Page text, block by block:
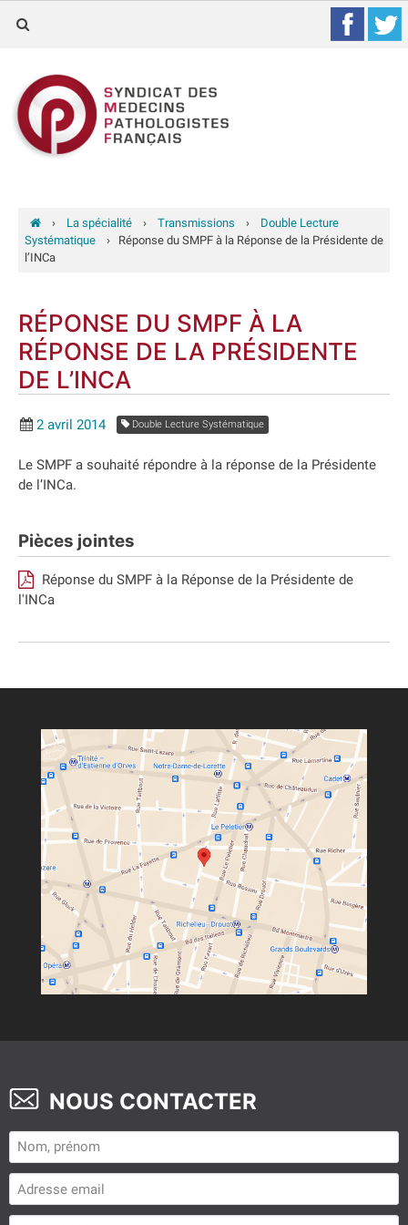
› La spécialité › Transmissions ›
Double Lecture
Systématique
›
Réponse du SMPF à la Réponse de la Présidente de
l’INCa
RÉPONSE DU SMPF À LA
RÉPONSE DE LA PRÉSIDENTE
DE L’INCA
2 avril 2014 Double Lecture Systématique
Le SMPF a souhaité répondre à la réponse de la Présidente
de l’INCa.
Pièces jointes
Réponse du SMPF à la Réponse de la Présidente de
l'INCa
NOUS CONTACTER